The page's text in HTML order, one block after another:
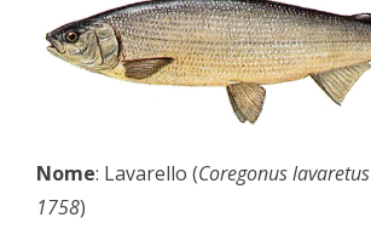
Nome: Lavarello (Coregonus lavaretus
1758)